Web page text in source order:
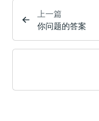
上一篇
你问题的答案